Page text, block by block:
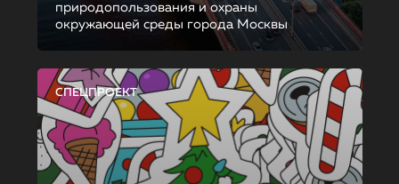
природопользования и охраны
окружающей среды города Москвы
СПЕЦПРОЕКТ